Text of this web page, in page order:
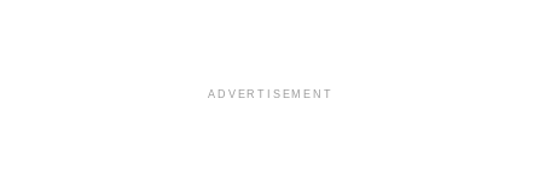
ADVERTISEMENT